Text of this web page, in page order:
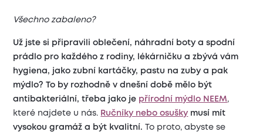
Všechno zabaleno?
Už jste si připravili oblečení, náhradní boty a spodní
prádlo pro každého z rodiny, lékárničku a zbývá vám
hygiena, jako zubní kartáčky, pastu na zuby a pak
mýdlo? To by rozhodně v dnešní době mělo být
antibakteriální, třeba jako je přírodní mýdlo NEEM,
které najdete u nás. Ručníky nebo osušky musí mít
vysokou gramáž a být kvalitní.
To proto, abyste se